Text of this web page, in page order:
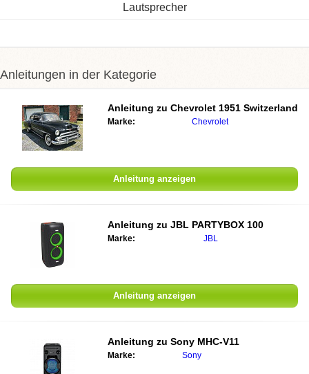
Lautsprecher
Anleitungen in der Kategorie
Anleitung zu Chevrolet 1951 Switzerland
Marke: Chevrolet
Anleitung anzeigen
Anleitung zu JBL PARTYBOX 100
Marke: JBL
Anleitung anzeigen
Anleitung zu Sony MHC-V11
Marke: Sony